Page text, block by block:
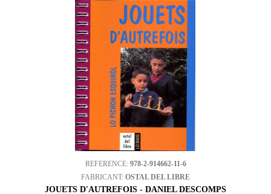
REFERENCE: 978-2-914662-11-6
FABRICANT: OSTAL DEL LIBRE
JOUETS D'AUTREFOIS - DANIEL DESCOMPS